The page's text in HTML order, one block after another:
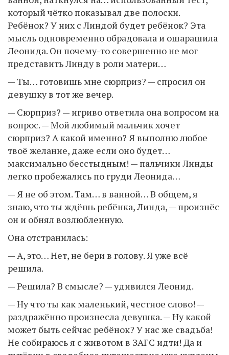
который чётко показывал две полоски.
Ребёнок? У них с Линдой будет ребёнок? Эта
мысль одновременно обрадовала и ошарашила
Леонида. Он почему-то совершенно не мог
представить Линду в роли матери…
— Ты… готовишь мне сюрприз? — спросил он
девушку в тот же вечер.
— Сюрприз? — игриво ответила она вопросом на
вопрос. — Мой любимый мальчик хочет
сюрприз? А какой именно? Я выполню любое
твоё желание, даже если оно будет…
максимально бесстыдным! — пальчики Линды
легко пробежались по груди Леонида…
— Я не об этом. Там… в ванной… В общем, я
знаю, что ты ждёшь ребёнка, Линда, — произнёс
он и обнял возлюбленную.
Она отстранилась:
— А, это… Нет, не бери в голову. Я уже всё
решила.
— Решила? В смысле? — удивился Леонид.
— Ну что ты как маленький, честное слово! —
раздражённо произнесла девушка. — Ну какой
может быть сейчас ребёнок? У нас же свадьба!
Не собираюсь я с животом в ЗАГС идти! Да и